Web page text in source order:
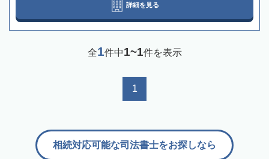
詳細を見る
全1件中1~1件を表示
1
相続対応可能な司法書士をお探しなら